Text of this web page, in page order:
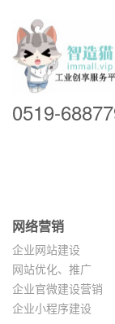
0519-
网络营销
企业网站建设
网站优化、推广
企业官微建设营销
企业小程序建设